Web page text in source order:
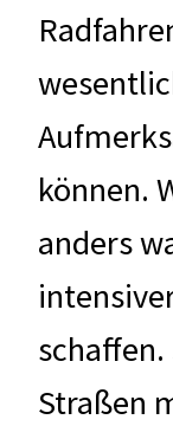
können.
anders
Straßen